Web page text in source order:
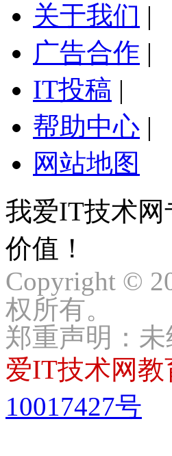
关于我们 |
广告合作 |
IT投稿 |
帮助中心 |
网站地图
我爱IT技术
价值！
Copyright ©
权所有。
郑重声明：
爱IT技术网教
10017427号